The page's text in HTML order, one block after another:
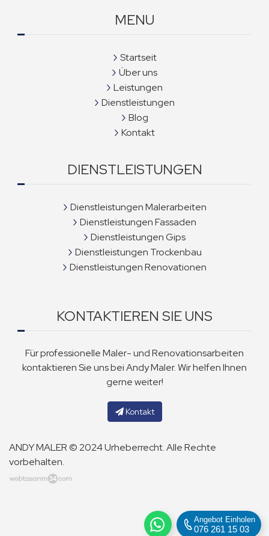
MENU
Startseit
Über uns
Leistungen
Dienstleistungen
Blog
Kontakt
DIENSTLEISTUNGEN
Dienstleistungen Malerarbeiten
Dienstleistungen Fassaden
Dienstleistungen Gips
Dienstleistungen Trockenbau
Dienstleistungen Renovationen
KONTAKTIEREN SIE UNS
Für professionelle Maler- und Renovationsarbeiten
kontaktieren Sie uns bei Andy Maler. Wir helfen Ihnen
gerne weiter!
Kontakt
ANDY MALER © 2024 Urheberrecht. Alle Rechte
vorbehalten.
Angebot Einholen
076 261 15 03